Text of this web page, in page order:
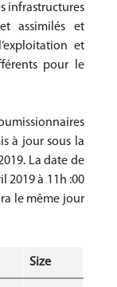
infrastructures
assimilés et
et
pour le
à jour sous la
La date de
2019 à 11h :00
le même jour
Size